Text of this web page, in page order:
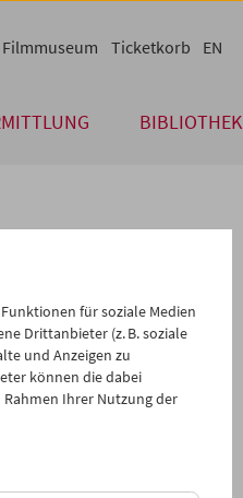
BIBLIOTHEK
Ticketkorb EN
or subtitles
für soziale Medien
Drittanbieter (z. B. soziale
und Anzeigen zu
können die dabei
Ihrer Nutzung der